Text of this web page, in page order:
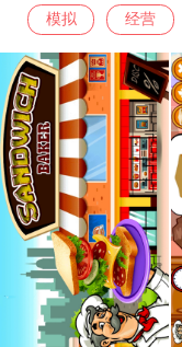
模拟 经营